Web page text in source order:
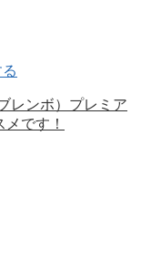
レンボ）プレミア
です！